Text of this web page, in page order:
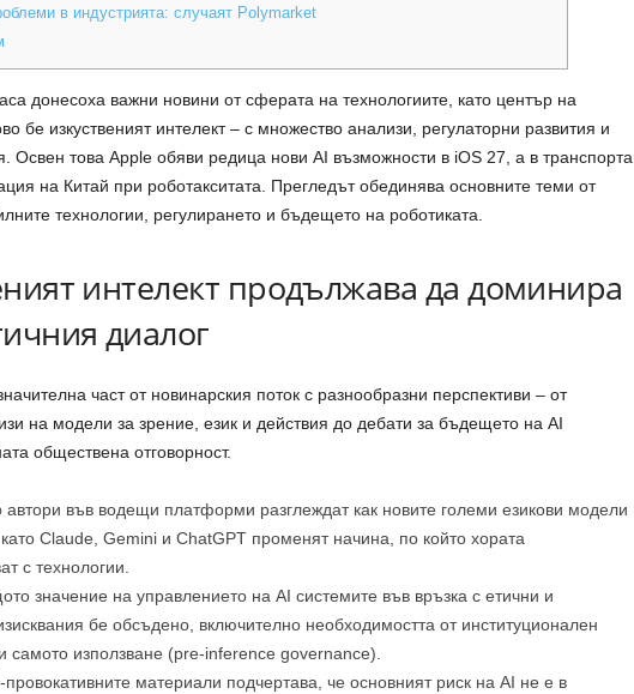
в индустрията: случаят Polymarket
донесоха важни новини от сферата на технологиите, като център на
бе изкуственият интелект – с множество анализи, регулаторни развития и
Освен това Apple обяви редица нови AI възможности в iOS 27, а в транспорта
на Китай при роботакситата. Прегледът обединява основните теми от
технологии, регулирането и бъдещето на роботиката.
интелект продължава да доминира
диалог
част от новинарския поток с разнообразни перспективи – от
на модели за зрение, език и действия до дебати за бъдещето на AI
обществена отговорност.
автори във водещи платформи разглеждат как новите големи езикови модели
Claude, Gemini и ChatGPT променят начина, по който хората
с технологии.
значение на управлението на AI системите във връзка с етични и
бе обсъдено, включително необходимостта от институционален
самото използване (pre-inference governance).
материали подчертава, че основният риск на AI не е в